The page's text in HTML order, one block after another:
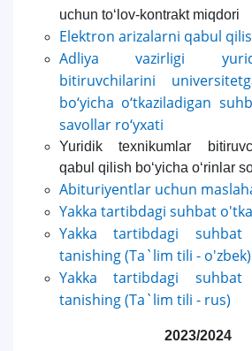
uchun to‘lov-kontrakt miqdori
Elektron arizalarni qabul
Adliya vazirligi
bitiruvchilarini
bo‘yicha o‘tkaziladigan
savollar ro‘yxati
Yuridik texnikumlar
qabul qilish bo‘yicha o‘rinlar
Abituriyentlar uchun
Yakka tartibdagi suhbat
Yakka tartibdagi
tanishing (Ta`lim tili - o'zbek)
Yakka tartibdagi
tanishing (Ta`lim tili - rus)
2023/2024